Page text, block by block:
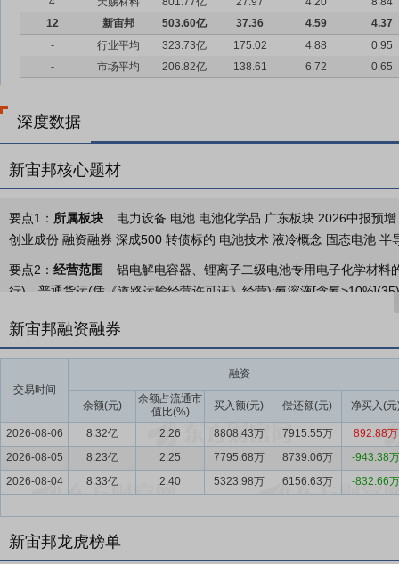
12
新宙邦 503.60亿 37.36 4.59
4.37
-
行业平均 323.73亿 175.02 4.88
0.95
-
市场平均 206.82亿 138.61 6.72 0.65
深度数据
新宙邦核心题材
要点1： 所属板块
电力设备 电池 电池化学品 广东板块 2026中报预
创业成份 融资融券 深成500 转债标的 电池技术 液冷概念 固态电池
要点2： 经营范围
铝电解电容器、锂离子二级电池专用电子化学材
行)。普通货运(凭《道路运输经营许可证》经营);氨溶液[含氨
(1669)、三乙胺(1915)、碳酸二甲酯(2110)、碳酸二乙酯(2111)、4-
乙腈(2622)、乙酸[含量>80%](2630)、乙酸甲酯(2638)、乙酸乙酯
磺酸铁溶液(2828)、双电层电容器电解液(2828)、锂离子电池电解
硅基)磷酸酯、LCD蚀刻液(凭《危险化学品经营许可证》经营)。自有
要点3：电子化学品及功能材料的研发、生产、销售和服务
公司主
品、有机氟化学品、电子信息化学品三大系列。
要点4：电池化学品行业
报告期内，受新能源汽车需求稳步提升、
要点5： 有机氟化学品行业
新能源、数据中心等产业带动了相应氟材料的配套需求。受某国际主
新宙邦融资融券
交易时间
融资
余额(元)
余额占流通市
值比(%)
买入额(元) 偿还额(元) 净买入(元
2026-08-06 8.32亿 2.26 8808.43万 7915.55万
892.88万
2026-08-05
8.23亿 2.25 7795.68万 8739.06万
-943.38万
2026-08-04
8.33亿 2.40 5323.98万 6156.63万 -832.66万
新宙邦龙虎榜单